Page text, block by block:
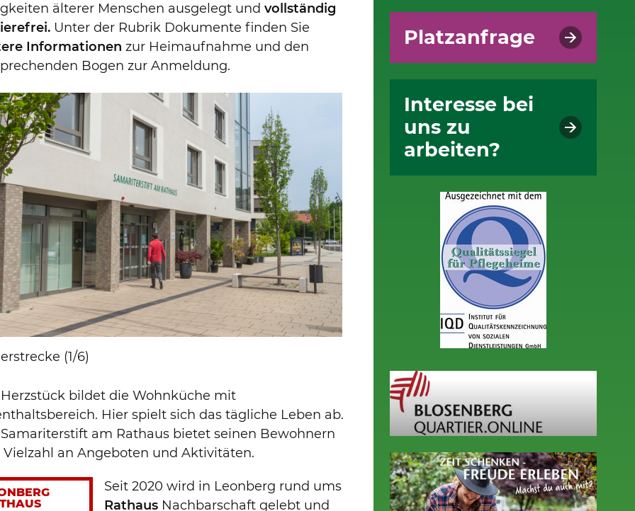
älterer Menschen ausgelegt undvollständig
Unter der Rubrik Dokumente finden Sie
Informationen zur Heimaufnahme und den
Bogen zur Anmeldung.
(1/6)
Herzstück bildet die Wohnküche mit
Hier spielt sich das tägliche Leben ab.
Samariterstift am Rathaus bietet seinen Bewohnern
Vielzahl an Angeboten und Aktivitäten.
Seit 2020 wird in Leonberg rund ums
Rathaus Nachbarschaft gelebt und
Platzanfrage
Interesse bei
uns zu
arbeiten?